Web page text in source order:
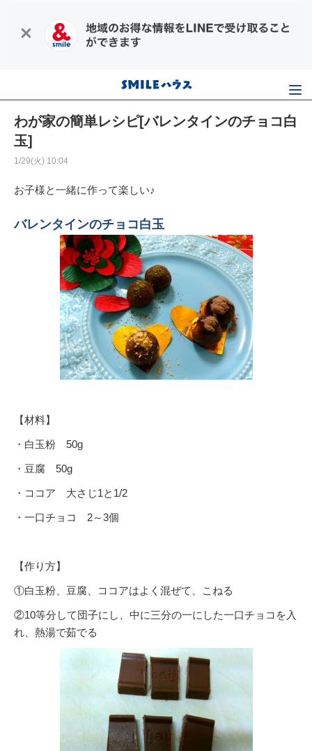
わが家の簡単レシピ[バレンタインのチョコ白
玉]
1/29(火) 10:04
お子様と一緒に作って楽しい♪
バレンタインのチョコ白玉
【材料】
・白玉粉 50g
・豆腐 50g
・ココア 大さじ1と1/2
・一口チョコ 2～3個
【作り方】
①白玉粉、豆腐、ココアはよく混ぜて、こねる
②10等分して団子にし、中に三分の一にした一口チョコを入
れ、熱湯で茹でる